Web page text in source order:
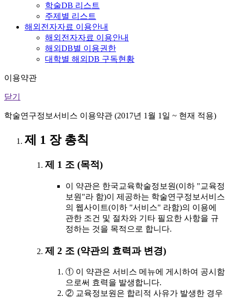
학술DB 리스트
주제별 리스트
해외전자자료 이용안내
해외전자자료 이용안내
해외DB별 이용권한
대학별 해외DB 구독현황
이용약관
닫기
학술연구정보서비스 이용약관 (2017년 1월 1일 ~ 현재 적용)
제 1 장 총칙
제 1 조 (목적)
이 약관은 한국교육학술정보원(이하 "교육정
보원"라 함)이 제공하는 학술연구정보서비스
의 웹사이트(이하 "서비스" 라함)의 이용에
관한 조건 및 절차와 기타 필요한 사항을 규
정하는 것을 목적으로 합니다.
제 2 조 (약관의 효력과 변경)
① 이 약관은 서비스 메뉴에 게시하여 공시함
으로써 효력을 발생합니다.
② 교육정보원은 합리적 사유가 발생한 경우